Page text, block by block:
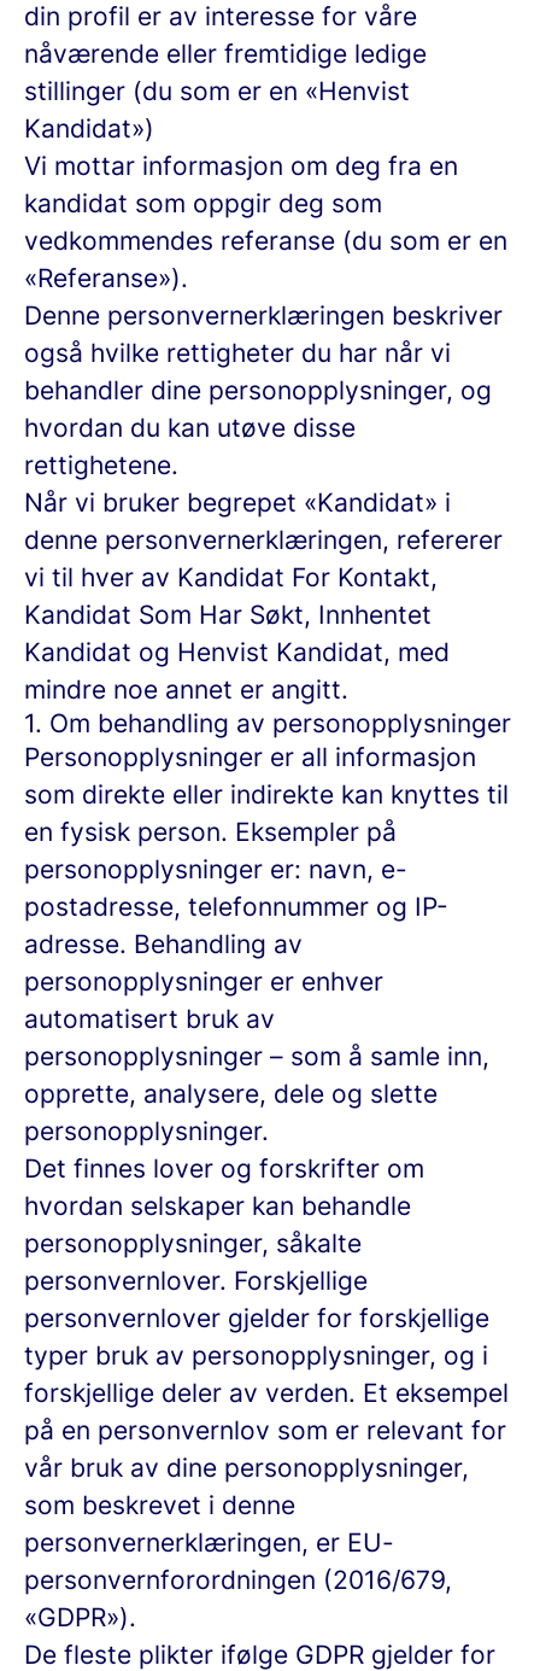
din profil er av interesse for våre
nåværende eller fremtidige ledige
stillinger (du som er en «Henvist
Kandidat»)
Vi mottar informasjon om deg fra en
kandidat som oppgir deg som
vedkommendes referanse (du som er en
«Referanse»).
Denne personvernerklæringen beskriver
også hvilke rettigheter du har når vi
behandler dine personopplysninger, og
hvordan du kan utøve disse
rettighetene.
Når vi bruker begrepet «Kandidat» i
denne personvernerklæringen, refererer
vi til hver av Kandidat For Kontakt,
Kandidat Som Har Søkt, Innhentet
Kandidat og Henvist Kandidat, med
mindre noe annet er angitt.
1. Om behandling av personopplysninger
Personopplysninger er all informasjon
som direkte eller indirekte kan knyttes til
en fysisk person. Eksempler på
personopplysninger er: navn, e-
postadresse, telefonnummer og IP-
adresse. Behandling av
personopplysninger er enhver
automatisert bruk av
personopplysninger – som å samle inn,
opprette, analysere, dele og slette
personopplysninger.
Det finnes lover og forskrifter om
hvordan selskaper kan behandle
personopplysninger, såkalte
personvernlover. Forskjellige
personvernlover gjelder for forskjellige
typer bruk av personopplysninger, og i
forskjellige deler av verden. Et eksempel
på en personvernlov som er relevant for
vår bruk av dine personopplysninger,
som beskrevet i denne
personvernerklæringen, er EU-
personvernforordningen (2016/679,
«GDPR»).
De fleste plikter ifølge GDPR gjelder for